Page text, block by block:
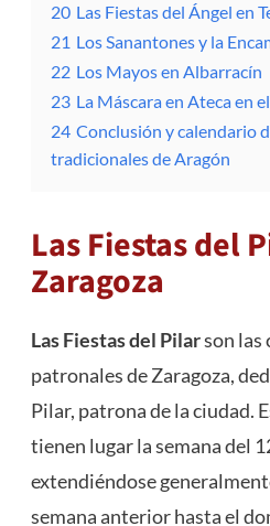
20 Las Fiestas del Ángel en
21 Los Sanantones y la
22 Los Mayos en Albarracín
23 La Máscara en Ateca en
24 Conclusión y calendario
tradicionales de Aragón
Las Fiestas del
Zaragoza
Las Fiestas del Pilarson las
patronales de Zaragoza,
Pilar, patrona de la ciudad.
tienen lugar la semana del
extendiéndose
semana anterior hasta el